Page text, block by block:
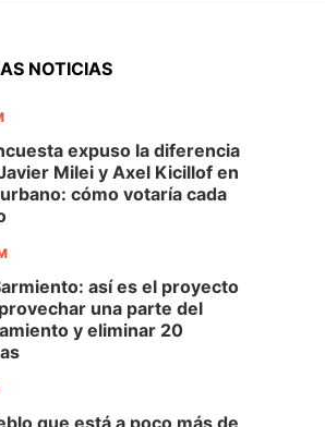
NOTICIAS
expuso la diferencia
Milei y Axel Kicillof en
cómo votaría cada
así es el proyecto
una parte del
y eliminar 20
que está a poco más de